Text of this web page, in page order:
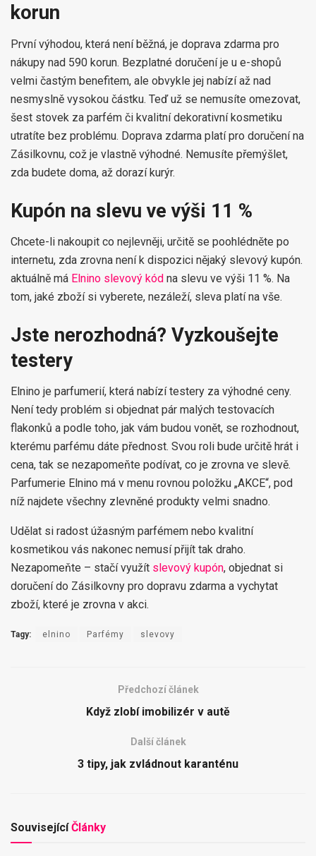
korun
První výhodou, která není běžná, je doprava zdarma pro
nákupy nad 590 korun. Bezplatné doručení je u e-shopů
velmi častým benefitem, ale obvykle jej nabízí až nad
nesmyslně vysokou částku. Teď už se nemusíte omezovat,
šest stovek za parfém či kvalitní dekorativní kosmetiku
utratíte bez problému. Doprava zdarma platí pro doručení na
Zásilkovnu, což je vlastně výhodné. Nemusíte přemýšlet,
zda budete doma, až dorazí kurýr.
Kupón na slevu ve výši 11 %
Chcete-li nakoupit co nejlevněji, určitě se poohlédněte po
internetu, zda zrovna není k dispozici nějaký slevový kupón.
aktuálně má Elnino slevový kód na slevu ve výši 11 %. Na
tom, jaké zboží si vyberete, nezáleží, sleva platí na vše.
Jste nerozhodná? Vyzkoušejte
testery
Elnino je parfumerií, která nabízí testery za výhodné ceny.
Není tedy problém si objednat pár malých testovacích
flakonků a podle toho, jak vám budou vonět, se rozhodnout,
kterému parfému dáte přednost. Svou roli bude určitě hrát i
cena, tak se nezapomeňte podívat, co je zrovna ve slevě.
Parfumerie Elnino má v menu rovnou položku „AKCE“, pod
níž najdete všechny zlevněné produkty velmi snadno.
Udělat si radost úžasným parfémem nebo kvalitní
kosmetikou vás nakonec nemusí přijít tak draho.
Nezapomeňte – stačí využít slevový kupón, objednat si
doručení do Zásilkovny pro dopravu zdarma a vychytat
zboží, které je zrovna v akci.
Tagy: elnino Parfémy slevovy
Předchozí článek
Když zlobí imobilizér v autě
Další článek
3 tipy, jak zvládnout karanténu
SouvisejícíČlánky